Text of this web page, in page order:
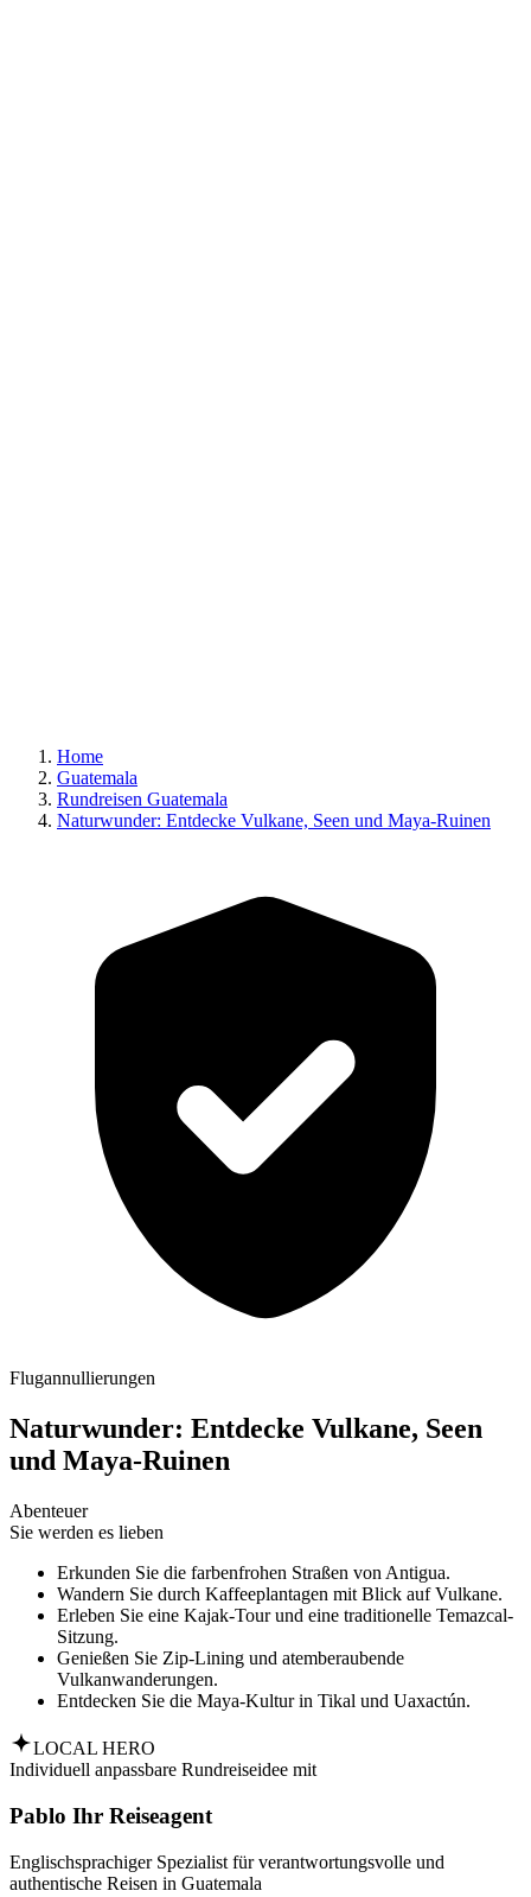
Home
Guatemala
Rundreisen Guatemala
Naturwunder: Entdecke Vulkane, Seen und Maya-Ruinen
Flugannullierungen
Naturwunder: Entdecke Vulkane, Seen
und Maya-Ruinen
Abenteuer
Sie werden es lieben
Erkunden Sie die farbenfrohen Straßen von Antigua.
Wandern Sie durch Kaffeeplantagen mit Blick auf Vulkane.
Erleben Sie eine Kajak-Tour und eine traditionelle Temazcal-
Sitzung.
Genießen Sie Zip-Lining und atemberaubende
Vulkanwanderungen.
Entdecken Sie die Maya-Kultur in Tikal und Uaxactún.
LOCAL HERO
Individuell anpassbare Rundreiseidee mit
Pablo Ihr Reiseagent
Englischsprachiger Spezialist für verantwortungsvolle und
authentische Reisen in Guatemala